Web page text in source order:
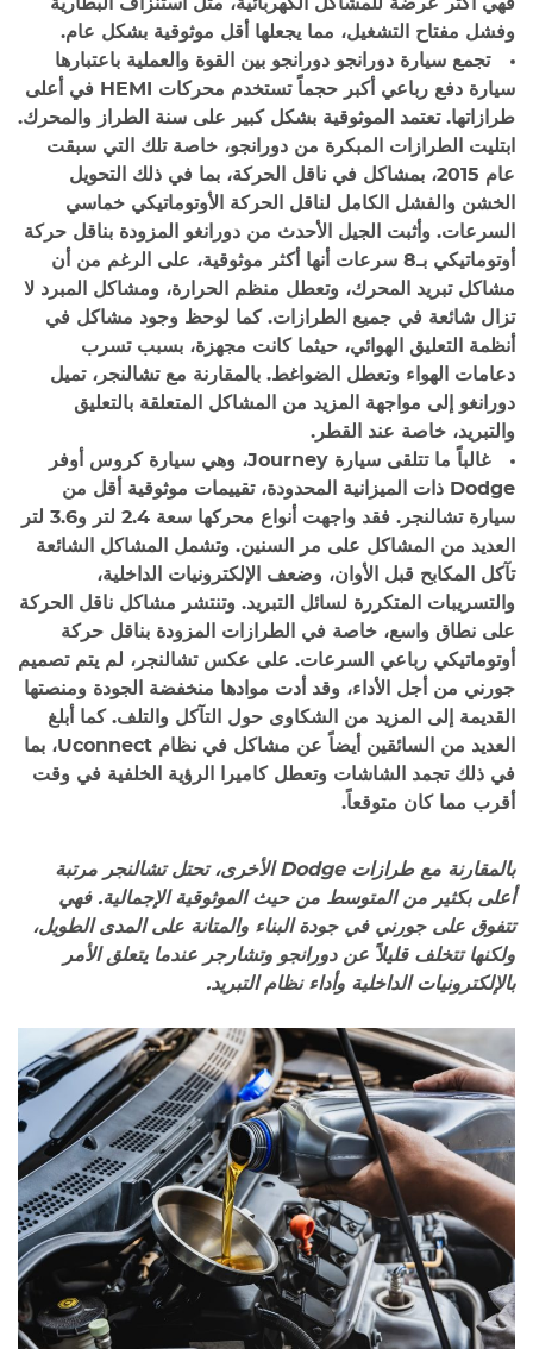
فهي أكثر عرضة للمشاكل الكهربائية، مثل استنزاف البطارية
وفشل مفتاح التشغيل، مما يجعلها أقل موثوقية بشكل عام.
تجمع سيارة دورانجو دورانجو بين القوة والعملية باعتبارها
سيارة دفع رباعي أكبر حجماً تستخدم محركات HEMI في أعلى
طرازاتها. تعتمد الموثوقية بشكل كبير على سنة الطراز والمحرك.
ابتليت الطرازات المبكرة من دورانجو، خاصة تلك التي سبقت
عام 2015، بمشاكل في ناقل الحركة، بما في ذلك التحويل
الخشن والفشل الكامل لناقل الحركة الأوتوماتيكي خماسي
السرعات. وأثبت الجيل الأحدث من دورانغو المزودة بناقل حركة
أوتوماتيكي بـ8 سرعات أنها أكثر موثوقية، على الرغم من أن
مشاكل تبريد المحرك، وتعطل منظم الحرارة، ومشاكل المبرد لا
تزال شائعة في جميع الطرازات. كما لوحظ وجود مشاكل في
أنظمة التعليق الهوائي، حيثما كانت مجهزة، بسبب تسرب
دعامات الهواء وتعطل الضواغط. بالمقارنة مع تشالنجر، تميل
دورانغو إلى مواجهة المزيد من المشاكل المتعلقة بالتعليق
والتبريد، خاصة عند القطر.
غالباً ما تتلقى سيارة
Journey، وهي سيارة كروس أوفر
Dodge ذات الميزانية المحدودة، تقييمات موثوقية أقل من
سيارة تشالنجر. فقد واجهت أنواع محركها سعة 2.4 لتر و3.6 لتر
العديد من المشاكل على مر السنين. وتشمل المشاكل الشائعة
تآكل المكابح قبل الأوان، وضعف الإلكترونيات الداخلية،
والتسريبات المتكررة لسائل التبريد. وتنتشر مشاكل ناقل الحركة
على نطاق واسع، خاصة في الطرازات المزودة بناقل حركة
أوتوماتيكي رباعي السرعات. على عكس تشالنجر، لم يتم تصميم
جورني من أجل الأداء، وقد أدت موادها منخفضة الجودة ومنصتها
القديمة إلى المزيد من الشكاوى حول التآكل والتلف. كما أبلغ
العديد من السائقين أيضاً عن مشاكل في نظام Uconnect، بما
في ذلك تجمد الشاشات وتعطل كاميرا الرؤية الخلفية في وقت
أقرب مما كان متوقعاً.
بالمقارنة مع طرازات Dodge الأخرى، تحتل تشالنجر مرتبة
أعلى بكثير من المتوسط من حيث الموثوقية الإجمالية. فهي
تتفوق على جورني في جودة البناء والمتانة على المدى الطويل،
ولكنها تتخلف قليلاً عن دورانجو وتشارجر عندما يتعلق الأمر
بالإلكترونيات الداخلية وأداء نظام التبريد.